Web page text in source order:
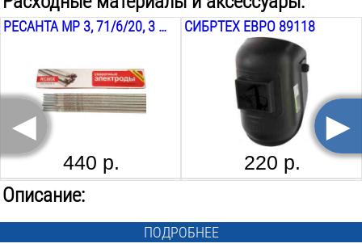
Степень защиты:
IP21
кВА
Функция форсажа дуги:
есть
Функция антиприлипание:
есть
Функция горячего старта:
Поставляется в:
коробке
РЕСАНТА МР 3, 71/6/20, 3 ММ, 1 КГ
440 р.
СИБРТЕХ ЕВРО 89118
220 р.
FOXWELD VARTEG
◄ ►
Описание:
ПОДРОБНЕЕ